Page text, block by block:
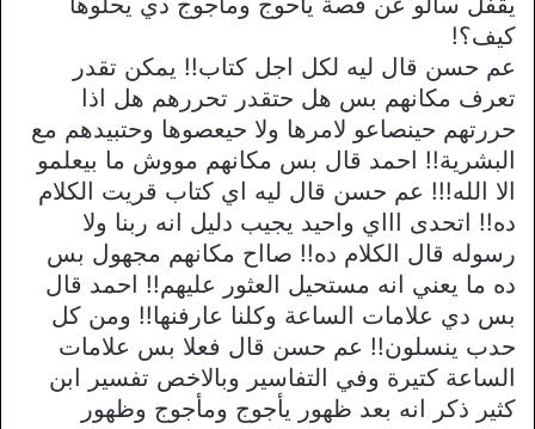
كيف؟!
عم حسن قال ليه لكل اجل كتاب!! يمكن تقدر
تعرف مكانهم بس هل حتقدر تحررهم هل اذا
حررتهم حينصاعو لامرها ولا حيعصوها وحتبيدهم مع
البشرية!! احمد قال بس مكانهم مووش ما بيعلمو
الا الله!!! عم حسن قال ليه اي كتاب قريت الكلام
ده!! اتحدى اااي واحيد يجيب دليل انه ربنا ولا
رسوله قال الكلام ده!! صااح مكانهم مجهول بس
ده ما يعني انه مستحيل العثور عليهم!! احمد قال
بس دي علامات الساعة وكلنا عارفنها!! ومن كل
حدب ينسلون!! عم حسن قال فعلا بس علامات
الساعة كتيرة وفي التفاسير وبالاخص تفسير ابن
كثير ذكر انه بعد ظهور يأجوج ومأجوج وظهور